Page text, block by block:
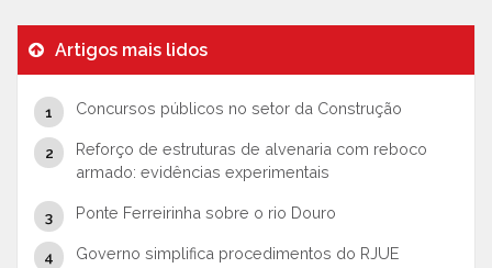
Artigos mais lidos
Concursos públicos no setor da Construção
Reforço de estruturas de alvenaria com reboco
armado: evidências experimentais
Ponte Ferreirinha sobre o rio Douro
Governo simplifica procedimentos do RJUE